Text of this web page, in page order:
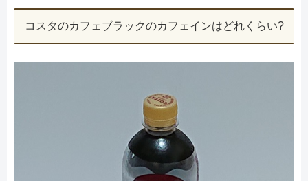
コスタのカフェブラックのカフェインはどれくらい?